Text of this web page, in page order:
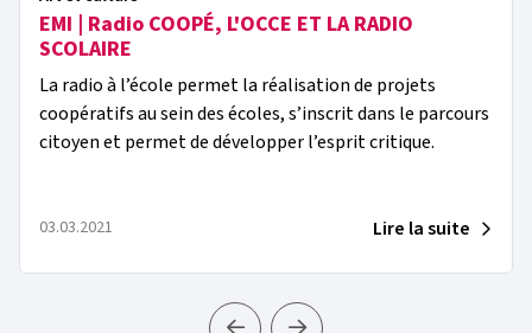
EMI | Radio COOPÉ, L'OCCE ET LA RADIO
SCOLAIRE
La radio à l’école permet la réalisation de projets
coopératifs au sein des écoles, s’inscrit dans le parcours
citoyen et permet de développer l’esprit critique.
03.03.2021 Lire la suite